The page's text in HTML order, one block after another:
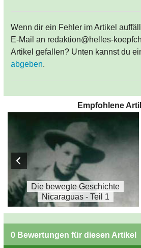
Wenn dir ein Fehler im Artikel
E-Mail an redaktion@helles-
Artikel gefallen? Unten kannst du
abgeben.
Empfohlene
Die bewegte Geschichte
Nicaraguas - Teil 1
0 Bewertungen für diesen Artikel